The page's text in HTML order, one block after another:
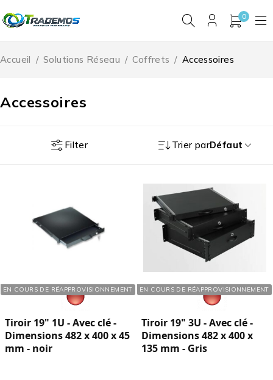
0
Accessoires
Accueil / Solutions Réseau / Coffrets / Accessoires
Filter Trier parDéfaut
EN COURS DE RÉAPPROVISIONNEMENT
Réf. : 757001
Tiroir 19" 1U - Avec clé -
Dimensions 482 x 400 x 45
mm - noir
EN COURS DE RÉAPPROVISIONNEMENT
Réf. : 757013
Tiroir 19" 3U - Avec clé -
Dimensions 482 x 400 x
135 mm - Gris